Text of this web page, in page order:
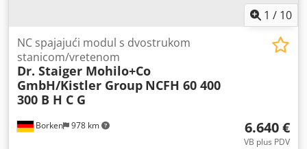
1 / 10
Borken 978 km
NC spajajući modul s dvostrukom
stanicom/vretenom
Dr. Staiger Mohilo+Co
GmbH/Kistler Group NCFH 60 400
300 B H C G
6.640 €
VB plus PDV